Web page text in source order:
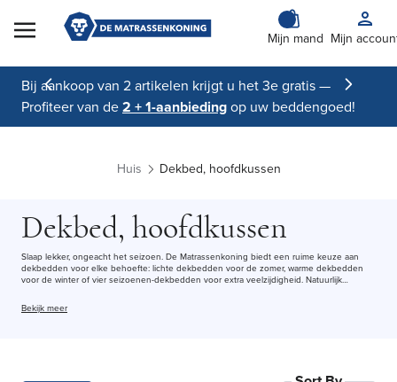
Skip to Content
Mijn mand Mijn
Bij aankoop van 2 artikelen krijgt u het 3e gratis —
Profiteer van de2 + 1-aanbiedingop uw beddengoed!
Huis Dekbed, hoofdkussen
Dekbed, hoofdkussen
Slaap lekker, ongeacht het seizoen. De Matrassenkoning biedt een ruime keuze aan
dekbedden voor elke behoefte: lichte dekbedden voor de zomer, warme dekbedden
voor de winter of vier seizoenen-dekbedden voor extra veelzijdigheid. Natuurlijk
dekbedden worden vervaardigd in Frankrijk en België en zijn verkrijgbaar in de
maten140x200
Bekijk meer